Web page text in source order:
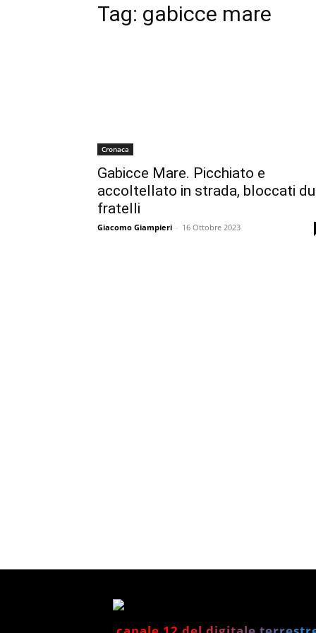
Tag: gabicce mare
Cronaca
Gabicce Mare. Picchiato e
accoltellato in strada, bloccati
fratelli
Giacomo Giampieri - 16 Ottobre 2023